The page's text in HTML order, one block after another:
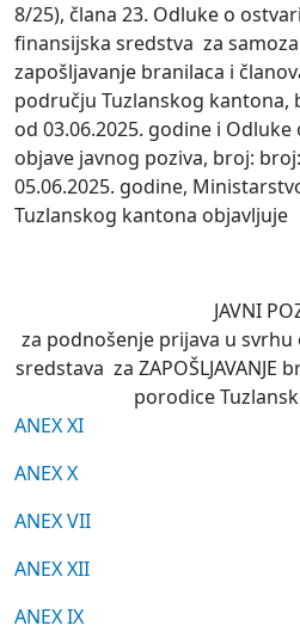
8/25), člana 23. Odluke o
finansijska sredstva za
zapošljavanje branilaca i
području Tuzlanskog kantona,
od 03.06.2025. godine i
objave javnog poziva, broj:
05.06.2025. godine,
Tuzlanskog kantona objavljuje
JAVNI
za podnošenje prijava u
sredstava za ZAPOŠLJAVANJE
porodice
ANEX XI
ANEX X
ANEX VII
ANEX XII
ANEX IX